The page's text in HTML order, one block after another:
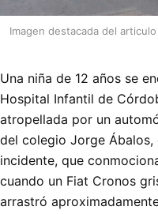
Imagen destacada del
Una niña de 12 años se
Hospital Infantil de
atropellada por un
del colegio Jorge Ábalos,
incidente, que
cuando un Fiat Cronos
arrastró